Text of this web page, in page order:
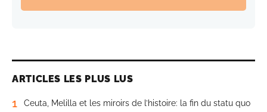
ARTICLES LES PLUS LUS
1 Ceuta, Melilla et les miroirs de l’histoire: la fin du statu quo